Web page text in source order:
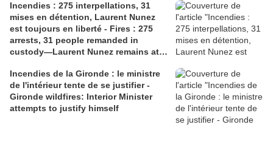
Incendies : 275 interpellations, 31
mises en détention, Laurent Nunez
est toujours en liberté - Fires : 275
arrests, 31 people remanded in
custody—Laurent Nunez remains at
Incendies de la Gironde : le ministre
de l'intérieur tente de se justifier -
Gironde wildfires: Interior Minister
attempts to justify himself